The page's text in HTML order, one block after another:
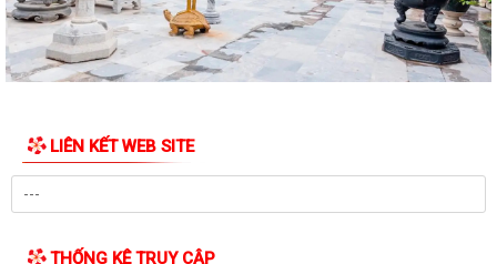
Thông báo niêm yết công khai hồ sơ xin cấp giấy chứng nhận quyền
sử dụng đất và tài sản gắn liền...
Thông báo Lịch công tác tuần 24 của lãnh đạo UBND Phường Lê Ích
Lãnh đạo Phường Lê Ích Mộc kiểm tra công tác chuẩn bị cơ sở vật chất
phục vụ Kỳ thi tuyển sinh lớp...
LIÊN KẾT WEB SITE
THỐNG KÊ TRUY CẬP